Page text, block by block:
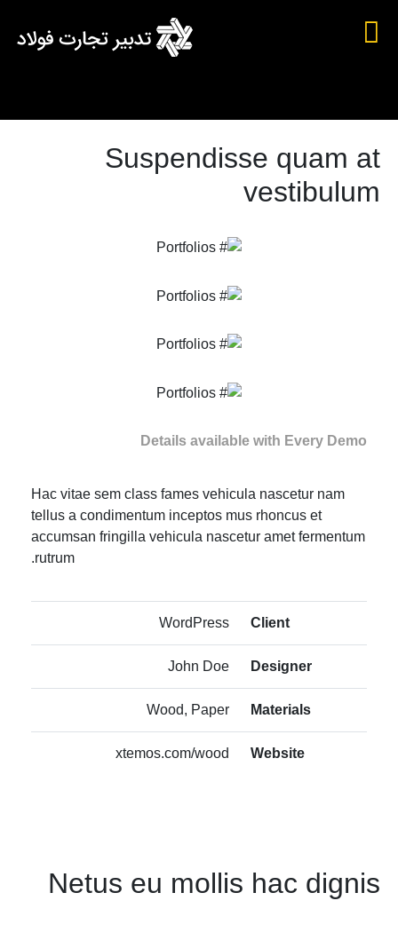
Suspendisse quam at
vestibulum
Details available with Every Demo
Hac vitae sem class fames vehicula nascetur nam
tellus a condimentum inceptos mus rhoncus et
accumsan fringilla vehicula nascetur amet fermentum
rutrum.
Client
WordPress
Designer
John Doe
Materials
Wood, Paper
Website
xtemos.com/wood
Netus eu mollis hac dignis